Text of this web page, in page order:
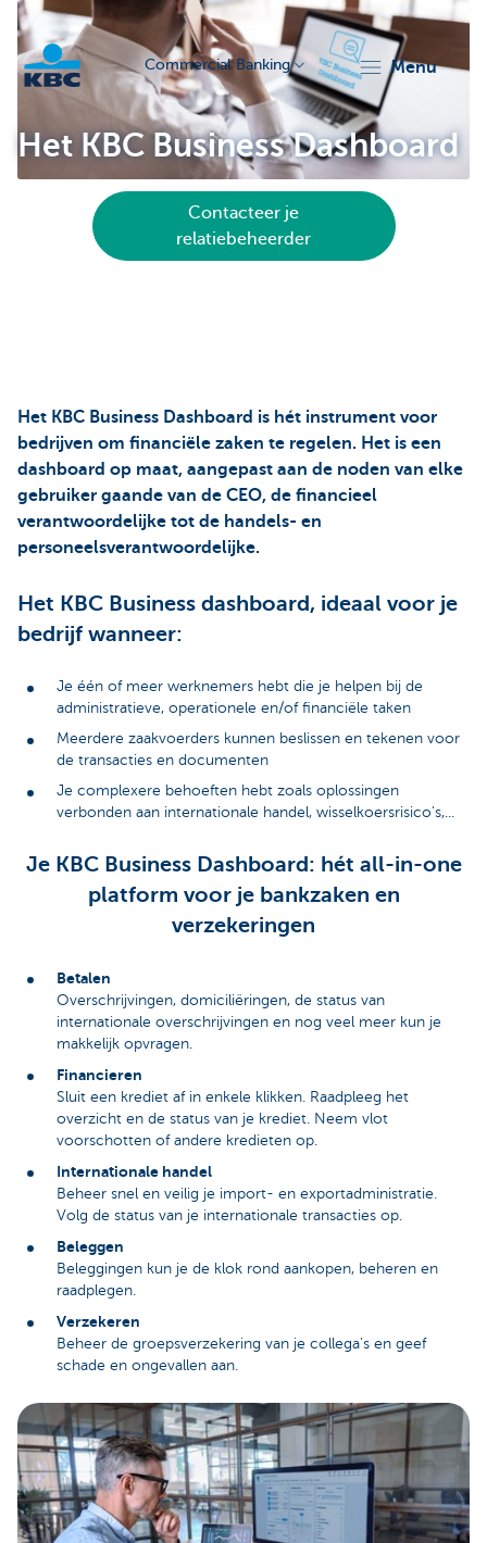
Commercial Banking menu
Het KBC Business Dashboard
Contacteer je
relatiebeheerder
Het KBC Business Dashboard is hét instrument voor
bedrijven om financiële zaken te regelen. Het is een
dashboard op maat, aangepast aan de noden van elke
gebruiker gaande van de CEO, de financieel
verantwoordelijke tot de handels- en
personeelsverantwoordelijke.
Het KBC Business dashboard, ideaal voor je
bedrijf wanneer:
Je één of meer werknemers hebt die je helpen bij de
administratieve, operationele en/of financiële taken
Meerdere zaakvoerders kunnen beslissen en tekenen voor
de transacties en documenten
Je complexere behoeften hebt zoals oplossingen
verbonden aan internationale handel, wisselkoersrisico's,...
Je KBC Business Dashboard: hét all-in-one
platform voor je bankzaken en
verzekeringen
Betalen
Overschrijvingen, domiciliëringen, de status van
internationale overschrijvingen en nog veel meer kun je
makkelijk opvragen.
Financieren
Sluit een krediet af in enkele klikken. Raadpleeg het
overzicht en de status van je krediet. Neem vlot
voorschotten of andere kredieten op.
Internationale handel
Beheer snel en veilig je import- en exportadministratie.
Volg de status van je internationale transacties op.
Beleggen
Beleggingen kun je de klok rond aankopen, beheren en
raadplegen.
Verzekeren
Beheer de groepsverzekering van je collega’s en geef
schade en ongevallen aan.